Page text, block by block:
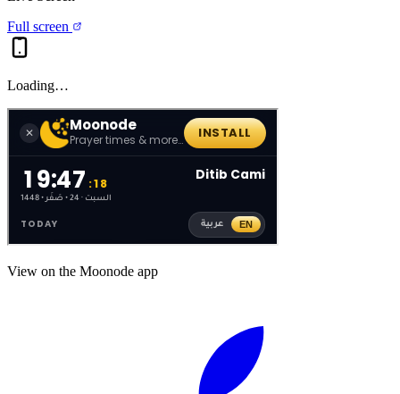
Full screen
Loading…
View on the Moonode app